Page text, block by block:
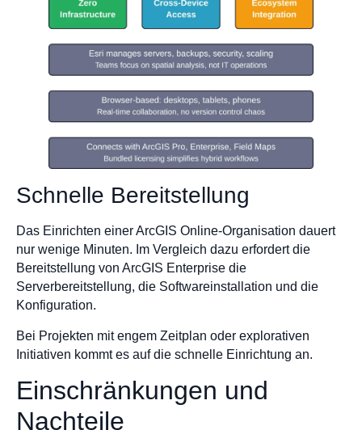
Schnelle Bereitstellung
Das Einrichten einer ArcGIS Online-Organisation dauert
nur wenige Minuten. Im Vergleich dazu erfordert die
Bereitstellung von ArcGIS Enterprise die
Serverbereitstellung, die Softwareinstallation und die
Konfiguration.
Bei Projekten mit engem Zeitplan oder explorativen
Initiativen kommt es auf die schnelle Einrichtung an.
Einschränkungen und
Nachteile